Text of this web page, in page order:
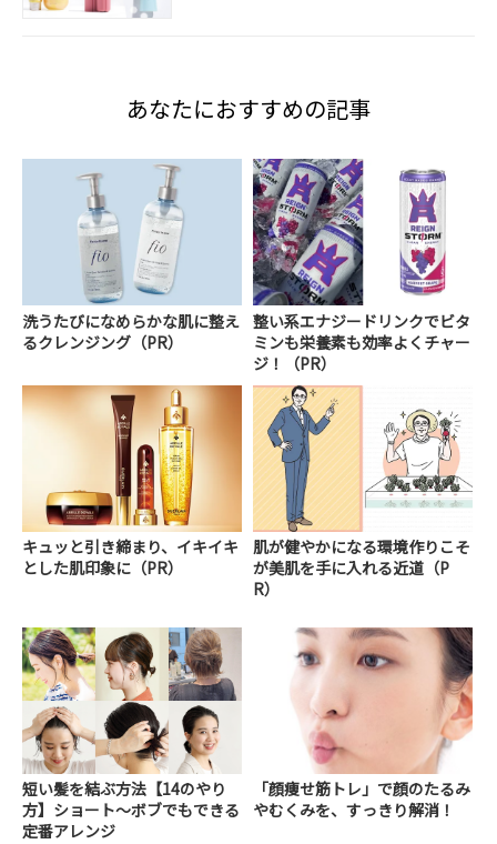
あなたにおすすめの記事
洗うたびになめらかな肌に整え
るクレンジング（PR）
整い系エナジードリンクでビタ
ミンも栄養素も効率よくチャー
ジ！（PR）
キュッと引き締まり、イキイキ
とした肌印象に（PR）
肌が健やかになる環境作りこそ
が美肌を手に入れる近道（P
R）
短い髪を結ぶ方法【14のやり
方】ショート～ボブでもできる
定番アレンジ
「顔痩せ筋トレ」で顔のたるみ
やむくみを、すっきり解消！